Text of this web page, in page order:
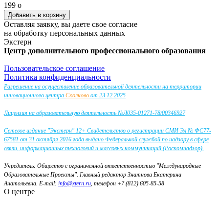
199 o
Оставляя заявку, вы даете свое согласие
на обработку персональных данных
Экстерн
Центр дополнительного профессионального образования
Пользовательское соглашение
Политика конфиденциальности
Разрешение на осуществление образовательной деятельности на территории
инновационного центра Сколково от 23.12.2025
Лицензия на образовательную деятельность №Л035-01271-78/00346927
Сетевое издание "Экстерн" 12+ Свидетельство о регистрации СМИ Эл № ФС77-
67581 от 31 октября 2016 года выдано Федеральной службой по надзору в сфере
связи, информационных технологий и массовых коммуникаций (Роскомнадзор).
Учредитель: Общество с ограниченной ответственностью "Международные
Образовательные Проекты". Главный редактор Знатнова Екатерина
Анатольевна. E-mail: info@xtern.ru, телефон +7 (812) 605-85-58
О центре